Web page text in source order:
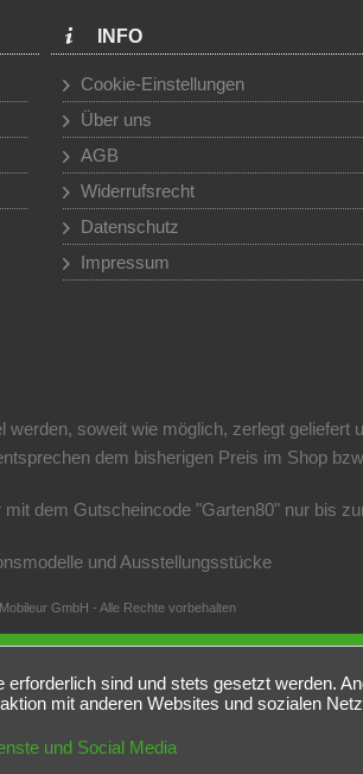
INFO
Cookie-Einstellungen
Über uns
AGB
Widerrufsrecht
Datenschutz
Impressum
werden, soweit wie möglich, zerlegt geliefert
dem bisherigen Preis im Shop
dem Gutscheincode "Garten80" nur bis
und Ausstellungsstücke
GmbH - Alle Rechte vorbehalten
sind und stets gesetzt werden.
mit anderen Websites und sozialen
und Social Media